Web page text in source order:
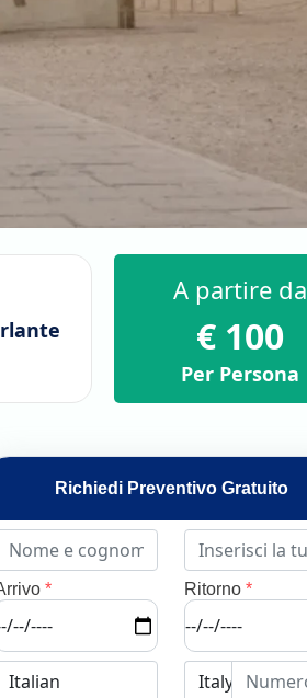
A partire da
€ 100
Per Persona
Richiedi Preventivo Gratuito
* Ritorno *